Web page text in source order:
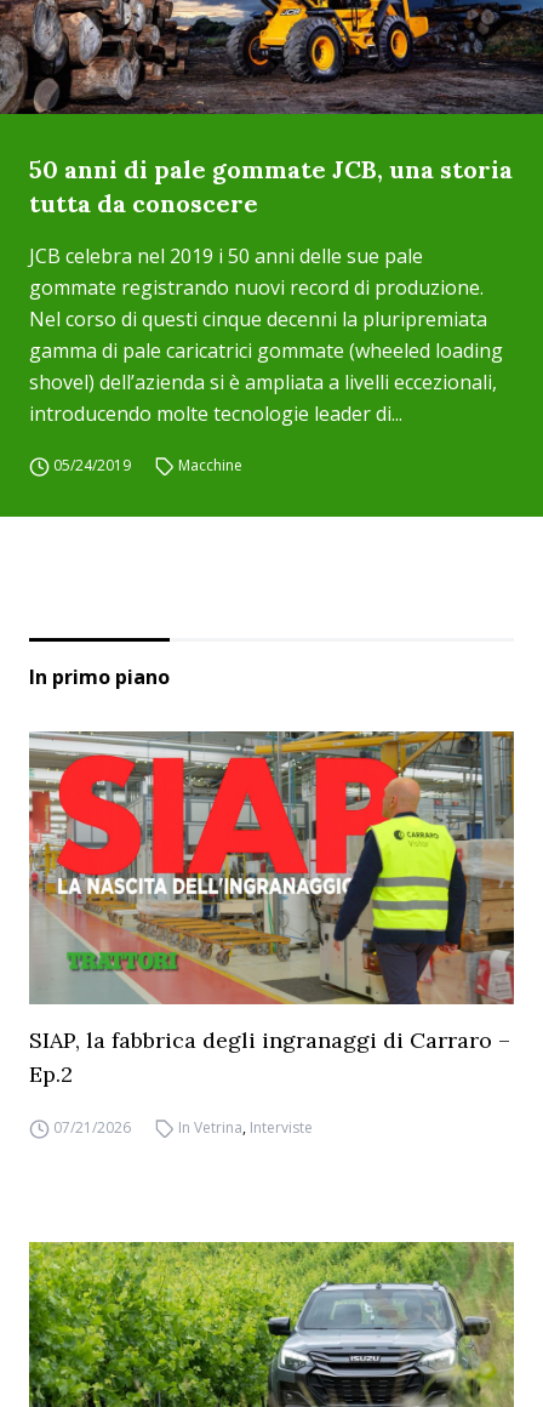
50 anni di pale gommate JCB, una storia
tutta da conoscere
JCB celebra nel 2019 i 50 anni delle sue pale
gommate registrando nuovi record di produzione.
Nel corso di questi cinque decenni la pluripremiata
gamma di pale caricatrici gommate (wheeled loading
shovel) dell’azienda si è ampliata a livelli eccezionali,
introducendo molte tecnologie leader di...
05/24/2019 Macchine
In primo piano
SIAP, la fabbrica degli ingranaggi di Carraro –
Ep.2
07/21/2026 In Vetrina, Interviste